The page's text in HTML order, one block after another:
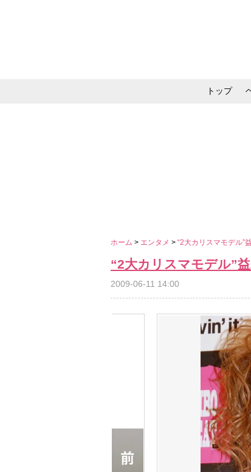
トップ
ホーム > エンタメ > “2大カリスマモデル”
“2大カリスマモデル”
2009-06-11 14:00